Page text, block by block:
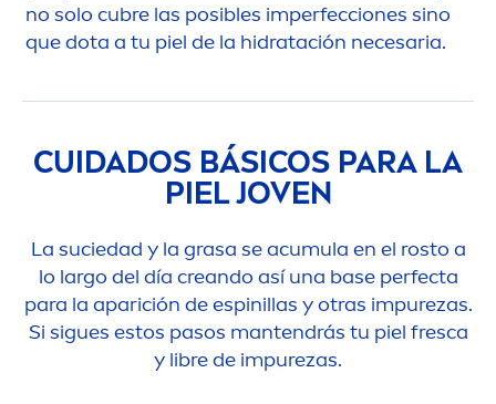
no solo cubre las posibles imperfecciones sino
que dota a tu piel de la hidratación necesaria.
CUIDADOS BÁSICOS PARA LA
PIEL JOVEN
La suciedad y la grasa se acumula en el rosto a
lo largo del día creando así una base perfecta
para la aparición de espinillas y otras impurezas.
Si sigues estos pasos mantendrás tu piel fresca
y libre de impurezas.